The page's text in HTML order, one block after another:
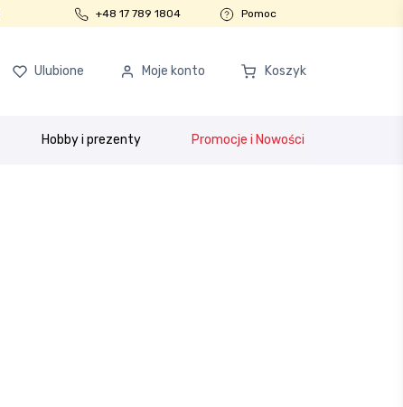
+48 17 789 1804 Pomoc
Ulubione Moje konto Koszyk
Hobby i prezenty Promocje i Nowości